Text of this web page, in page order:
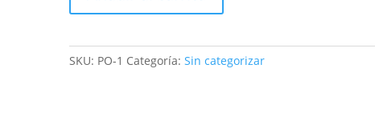
de
cantidad
SKU: PO-1 Categoría:Sin categorizar